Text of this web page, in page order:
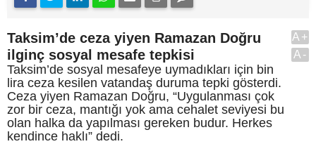
Taksim’de ceza yiyen Ramazan Doğru
ilginç sosyal mesafe tepkisi
Taksim’de sosyal mesafeye uymadıkları için bin
lira ceza kesilen vatandaş duruma tepki gösterdi.
Ceza yiyen Ramazan Doğru, “Uygulanması çok
zor bir ceza, mantığı yok ama cehalet seviyesi bu
olan halka da yapılması gereken budur. Herkes
kendince haklı” dedi.
A+
A-